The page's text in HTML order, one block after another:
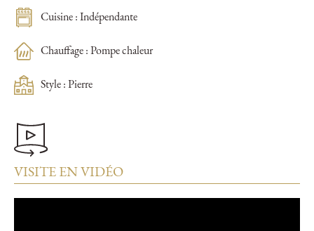
Cuisine : Indépendante
Chauffage : Pompe chaleur
Style : Pierre
VISITE EN VIDÉO